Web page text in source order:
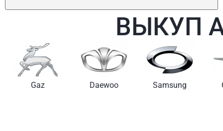
ВЫКУП
Gaz Daewoo Samsung